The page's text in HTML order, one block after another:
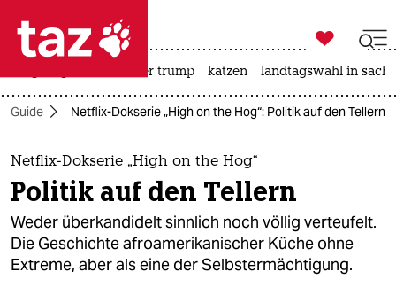
 taz zahl ich
taz zahl ich
themen
politik
öko

taz zahl ich
usa unter trump katzen landtagswahl in
Guide Netflix-Dokserie „High on the Hog“: Politik auf den Tellern
Netflix-Dokserie „High on the Hog“
Politik auf den Tellern
Weder überkandidelt sinnlich noch völlig verteufelt.
Die Geschichte afroamerikanischer Küche ohne
Extreme, aber als eine der Selbstermächtigung.